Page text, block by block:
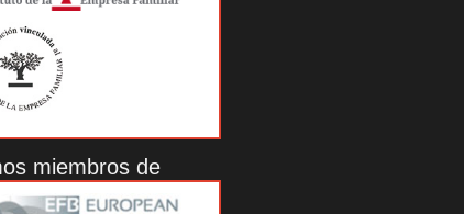
miembros de